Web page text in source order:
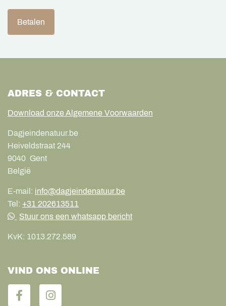
Betalen
ADRES & CONTACT
Download onze Algemene Voorwaarden
Dagjeindenatuur.be
Heiveldstraat 244
9040 Gent
België
E-mail: info@dagjeindenatuur.be
Tel: +31 202613511
Stuur ons een whatsapp bericht
KvK: 1013.272.589
VIND ONS ONLINE